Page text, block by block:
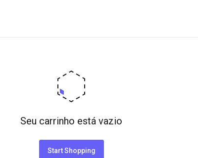
Seu carrinho está vazio
Start Shopping